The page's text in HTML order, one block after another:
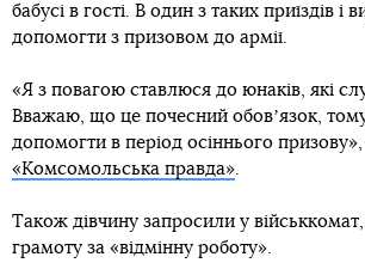
бабусі в гості. В один з таких приїздів і
допомогти з призовом до армії.
«Я з повагою ставлюся до юнаків, які
Вважаю, що це почесний обовʼязок,
допомогти в період осіннього
«Комсомольська правда»
Також дівчину запросили у
грамоту за «відмінну роботу».